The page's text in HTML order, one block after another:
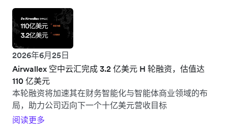
2026年6月25日
Airwallex 空中云汇完成 3.2 亿美元 H 轮融资，估值达
110 亿美元
本轮融资将加速其在财务智能化与智能体商业领域的布
局，助力公司迈向下一个十亿美元营收目标
阅读更多